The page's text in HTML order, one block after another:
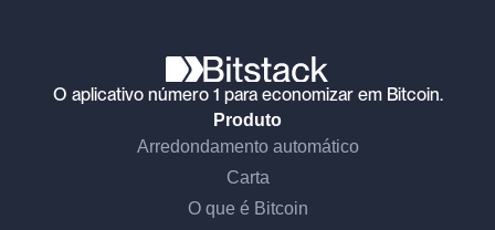
O aplicativo número 1 para economizar em Bitcoin.
Produto
Arredondamento automático
Carta
O que é Bitcoin